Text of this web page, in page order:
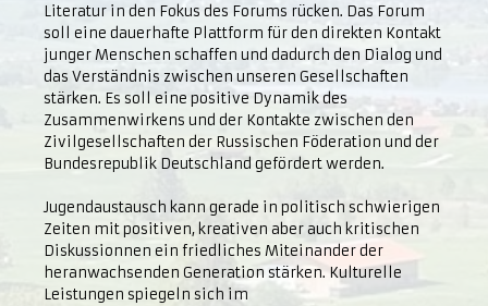
Literatur in den Fokus des Forums rücken. Das Forum
soll eine dauerhafte Plattform für den direkten Kontakt
junger Menschen schaffen und dadurch den Dialog und
das Verständnis zwischen unseren Gesellschaften
stärken. Es soll eine positive Dynamik des
Zusammenwirkens und der Kontakte zwischen den
Zivilgesellschaften der Russischen Föderation und der
Bundesrepublik Deutschland gefördert werden.
Jugendaustausch kann gerade in politisch schwierigen
Zeiten mit positiven, kreativen aber auch kritischen
Diskussionnen ein friedliches Miteinander der
heranwachsenden Generation stärken. Kulturelle
Leistungen spiegeln sich im